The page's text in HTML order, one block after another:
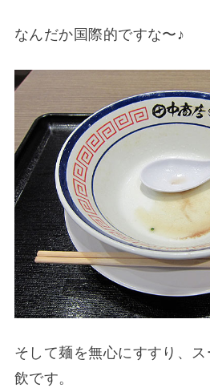
なんだか国際的ですな〜♪
そして麺を無心にすすり、
飲です。